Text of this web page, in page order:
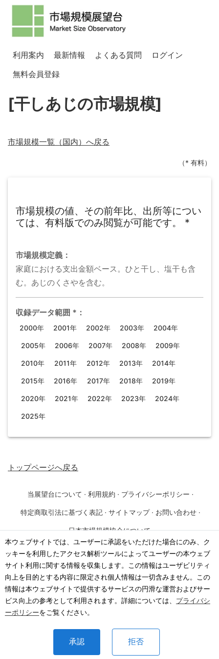
本ウェブサイトでは、ユーザーに承認をいただけた場合にのみ、ク
ッキーを利用したアクセス解析ツールによってユーザーの本ウェブ
サイト利用に関する情報を収集します。この情報はユーザビリティ
向上を目的とする内容に限定され個人情報は一切含みません。この
情報は本ウェブサイトで提供するサービスの円滑な運営およびサー
ビス向上の参考として利用されます。詳細については、 プライバシ
ーポリシーをご覧ください。
承認 拒否
利用案内 最新情報 よくある質問
ログイン
無料会員登録
[干しあじの市場規模]
市場規模一覧（国内）へ戻る
（* 有料）
市場規模の値、その前年比、出所等につい
ては、有料版でのみ閲覧が可能です。
*
市場規模定義：
家庭における支出金額ベース。ひと干し、塩干も含
む。あじのくさやを含む。
収録データ範囲 * ：
2000年 2001年 2002年 2003年 2004年
2005年 2006年 2007年 2008年 2009年
2010年 2011年 2012年 2013年 2014年
2015年 2016年 2017年 2018年 2019年
2020年 2021年 2022年 2023年 2024年
2025年
トップページへ戻る
当展望台について · 利用規約 · プライバシーポリシー ·
特定商取引法に基づく表記 · サイトマップ · お問い合わせ ·
日本市場規模協会について
©2026· 一般社団法人 日本市場規模協会